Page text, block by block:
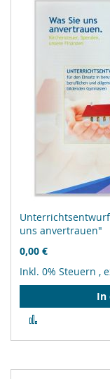
Unterrichtsentwurf
uns anvertrauen"
0,00 €
Inkl. 0% Steuern ,
In
hinzufügen